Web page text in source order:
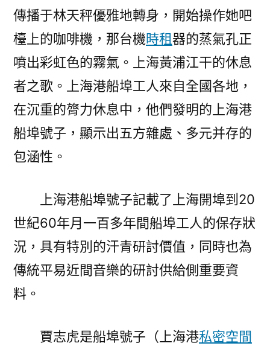
傳播于林天秤優雅地轉身，開始操作她吧
檯上的咖啡機，那台機時租器的蒸氣孔正
噴出彩虹色的霧氣。上海黃浦江干的休息
者之歌。上海港船埠工人來自全國各地，
在沉重的膂力休息中，他們發明的上海港
船埠號子，顯示出五方雜處、多元并存的
包涵性。
上海港船埠號子記載了上海開埠到20
世紀60年月一百多年間船埠工人的保存狀
況，具有特別的汗青研討價值，同時也為
傳統平易近間音樂的研討供給側重要資
料。
賈志虎是船埠號子（上海港私密空間